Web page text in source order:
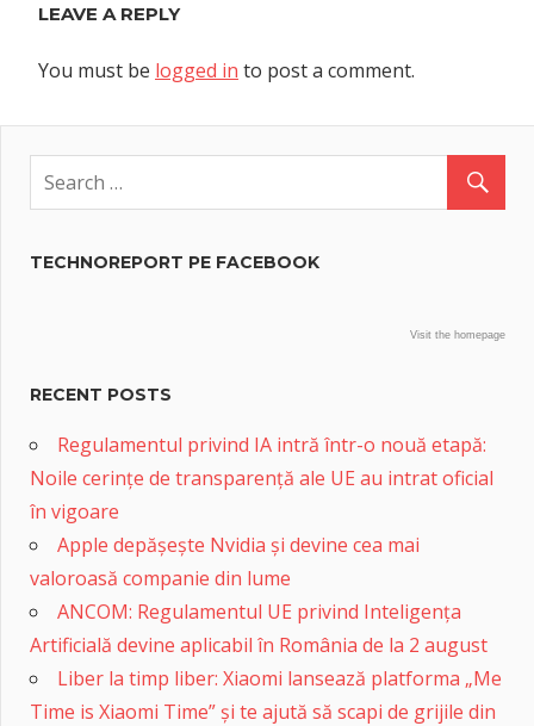
LEAVE A REPLY
You must be logged in to post a comment.
TECHNOREPORT PE FACEBOOK
Visit the homepage
RECENT POSTS
Regulamentul privind IA intră într-o nouă etapă:
Noile cerințe de transparență ale UE au intrat oficial
în vigoare
Apple depășește Nvidia și devine cea mai
valoroasă companie din lume
ANCOM: Regulamentul UE privind Inteligența
Artificială devine aplicabil în România de la 2 august
Liber la timp liber: Xiaomi lansează platforma „Me
Time is Xiaomi Time” și te ajută să scapi de grijile din